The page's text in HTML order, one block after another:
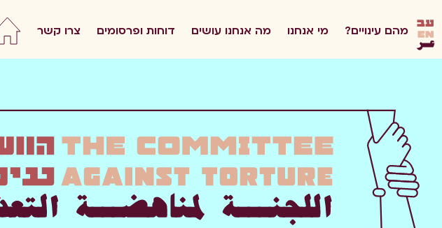
en
מהם עינויים? מי אנחנו מה אנחנו עושים דוחות ופרסומים צרו קשר